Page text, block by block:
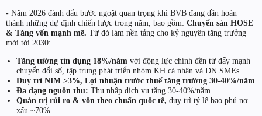
- Năm 2026 đánh dấu bước ngoặt quan trọng khi BVB đang dần hoàn
thành những dự định chiến lược trong năm, bao gồm: Chuyển sàn HOSE
& Tăng vốn mạnh mẽ. Từ đó làm nền tảng cho kỷ nguyên tăng trưởng
mới tới 2030:
Tăng tưởng tín dụng 18%/nămvới động lực chính đền từ đẩy mạnh
chuyển đổi số, tập trung phát triển nhóm KH cá nhân và DN SMEs
Duy trì NIM >3%, Lợi nhuận trước thuế tăng trưởng 30-40%/năm
Đa dạng nguồn thu: Thu nhập dịch vụ tăng 30-40%/năm
Quản trị rủi ro & vốn theo chuẩn quốc tế, duy trì tỷ lệ bao phủ nợ
xấu ~70%